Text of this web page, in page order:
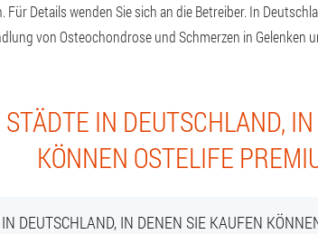
Für Details wenden Sie sich an die Betreiber. In
von Osteochondrose und Schmerzen in Gelenken
IN DEUTSCHLAND,
KÖNNEN OSTELIFE
DEUTSCHLAND, IN DENEN SIE KAUFEN